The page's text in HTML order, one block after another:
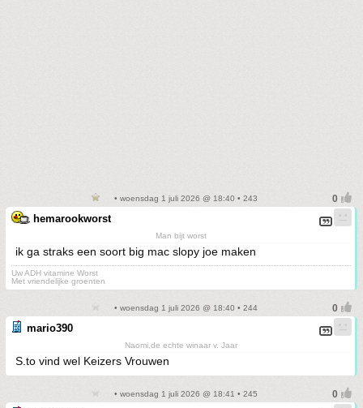
• woensdag 1 juli 2026 @ 18:40 • 243
hemarookworst
Man bijt worst
ik ga straks een soort big mac slopy joe maken
Uw ADH vitamine Worst
Met vriendelijke groenten
• woensdag 1 juli 2026 @ 18:40 • 244
mario390
Naomi,de echte winaar v. Jaar
S.to vind wel Keizers Vrouwen
• woensdag 1 juli 2026 @ 18:41 • 245